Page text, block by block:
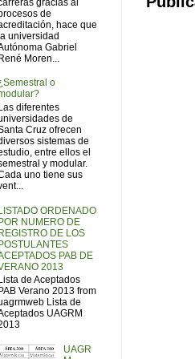
de
hace que
universidad
Gabriel
Moren...
o
diferentes
de
Cruz ofrecen
sistemas de
entre ellos el
y modular.
uno tiene sus
ORDENADO
NUMERO DE
DE LOS
PAB DE
2013
Lista de Aceptados
PAB Verano 2013 from
Lista de
UAGRM
UAGR